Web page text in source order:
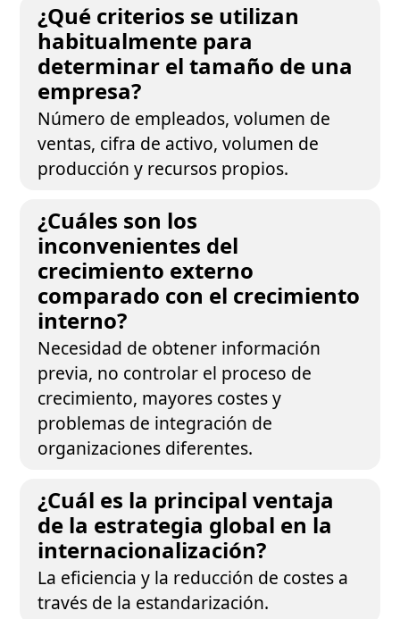
¿Qué criterios se utilizan
habitualmente para
determinar el tamaño de una
empresa?
Número de empleados, volumen de
ventas, cifra de activo, volumen de
producción y recursos propios.
¿Cuáles son los
inconvenientes del
crecimiento externo
comparado con el crecimiento
interno?
Necesidad de obtener información
previa, no controlar el proceso de
crecimiento, mayores costes y
problemas de integración de
organizaciones diferentes.
¿Cuál es la principal ventaja
de la estrategia global en la
internacionalización?
La eficiencia y la reducción de costes a
través de la estandarización.